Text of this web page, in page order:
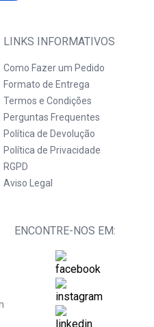
LINKS INFORMATIVOS
Como Fazer um Pedido
Formato de Entrega
Termos e Condições
Perguntas Frequentes
Política de Devolução
Política de Privacidade
RGPD
Aviso Legal
ENCONTRE-NOS EM: